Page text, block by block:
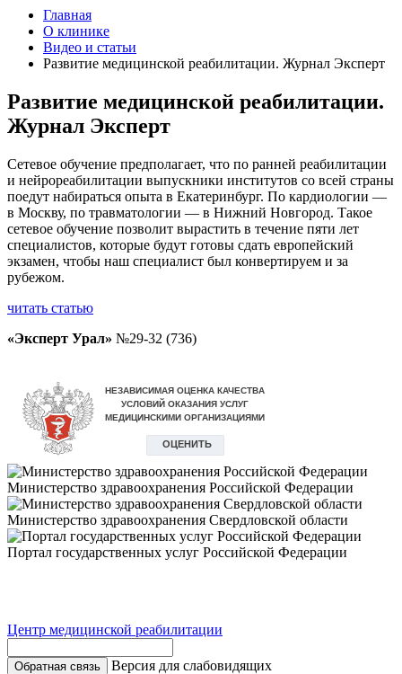
Главная
О клинике
Видео и статьи
Развитие медицинской реабилитации. Журнал Эксперт
Развитие медицинской реабилитации.
Журнал Эксперт
Сетевое обучение предполагает, что по ранней реабилитации
и нейрореабилитации выпускники институтов со всей страны
поедут набираться опыта в Екатеринбург. По кардиологии —
в Москву, по травматологии — в Нижний Новгород. Такое
сетевое обучение позволит вырастить в течение пяти лет
специалистов, которые будут готовы сдать европейский
экзамен, чтобы наш специалист был конвертируем и за
рубежом.
читать статью
«Эксперт Урал» №29-32 (736)
Министерство здравоохранения Российской Федерации
Министерство здравоохранения Свердловской области
Портал государственных услуг Российской Федерации
Центр медицинской реабилитации
Обратная связь
Версия для слабовидящих